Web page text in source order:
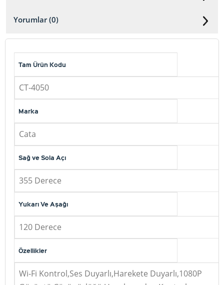
Yorumlar (0)
Tam Ürün Kodu
CT-4050
Marka
Cata
Sağ ve Sola Açı
355 Derece
Yukarı Ve Aşağı
120 Derece
Özellikler
Wi-Fi Kontrol,Ses Duyarlı,Harekete Duyarlı,1080P